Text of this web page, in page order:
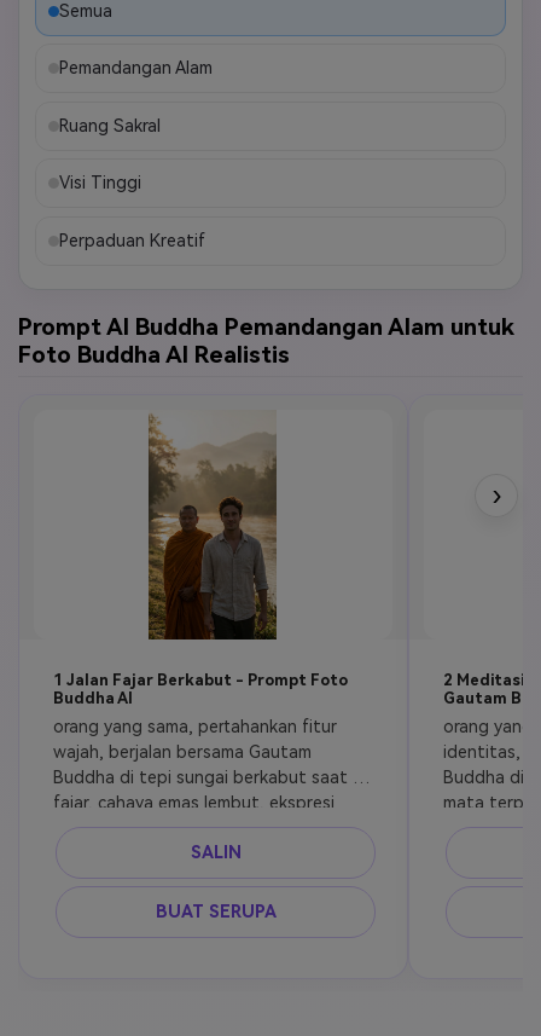
Semua
Pemandangan Alam
Ruang Sakral
Visi Tinggi
Perpaduan Kreatif
Prompt AI Buddha Pemandangan Alam untuk
Foto Buddha AI Realistis
1 Jalan Fajar Berkabut - Prompt Foto
Buddha AI
orang yang sama, pertahankan fitur
wajah, berjalan bersama Gautam
Buddha di tepi sungai berkabut saat
fajar, cahaya emas lembut, ekspresi
tenang, suasana damai, fotografi
sinematik, ultra realistis, depth of field
DSLR, tanpa kartun
SALIN
BUAT SERUPA
2 Meditasi
Gautam
orang yang
identitas,
Buddha di
mata
senja
suasana
›